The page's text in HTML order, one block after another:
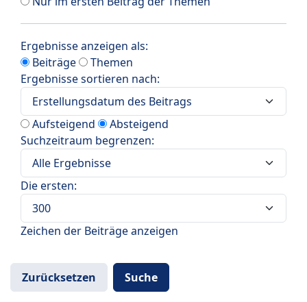
Ergebnisse anzeigen als:
Beiträge
Themen
Ergebnisse sortieren nach:
Aufsteigend
Absteigend
Suchzeitraum begrenzen:
Die ersten:
Zeichen der Beiträge anzeigen